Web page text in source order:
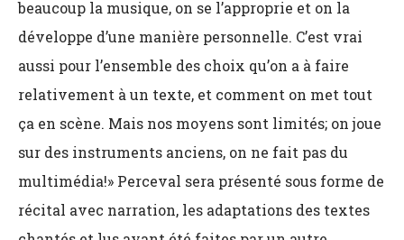
beaucoup la musique, on se l’approprie et on la
développe d’une manière personnelle. C’est vrai
aussi pour l’ensemble des choix qu’on a à faire
relativement à un texte, et comment on met tout
ça en scène. Mais nos moyens sont limités; on joue
sur des instruments anciens, on ne fait pas du
multimédia!» Perceval sera présenté sous forme de
récital avec narration, les adaptations des textes